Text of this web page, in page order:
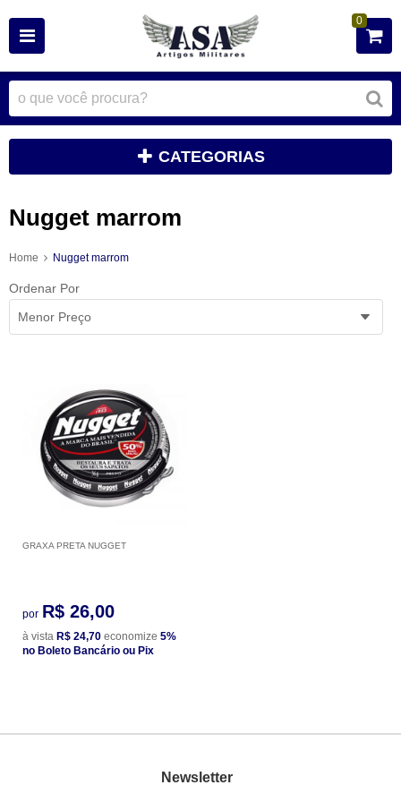
0
CATEGORIAS
Nugget marrom
Home Nugget marrom
Ordenar Por
Menor Preço
GRAXA PRETA NUGGET
por R$ 26,00
à vista R$ 24,70 economize 5%
no Boleto Bancário ou Pix
Newsletter